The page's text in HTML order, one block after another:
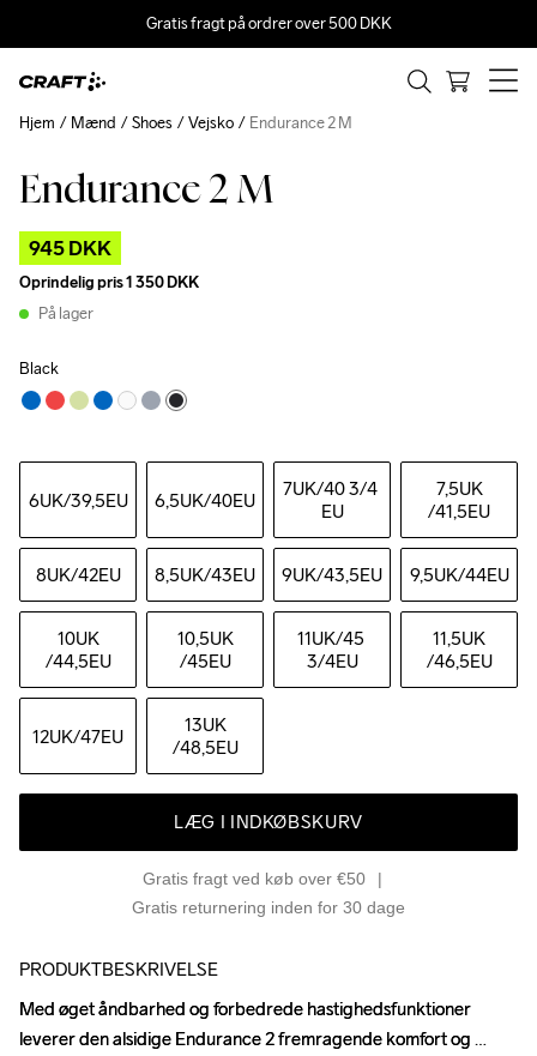
Gratis fragt på ordrer over 500 DKK
Endurance 2 M
945 DKK
Oprindelig pris1 350 DKK
På lager
Black
6UK/39,5EU 6,5UK/40EU 7UK/40 3/4
EU
7,5UK
/41,5EU
8UK/42EU 8,5UK/43EU 9UK/43,5EU 9,5UK/44EU
10UK
/44,5EU
10,5UK
/45EU
11UK/45
3/4EU
11,5UK
/46,5EU
12UK/47EU
13UK
/48,5EU
LÆG I INDKØBSKURV
Gratis fragt ved køb over €50
Gratis returnering inden for 30 dage
Hjem Mænd Shoes Vejsko Endurance 2 M
Outlet
PRODUKTBESKRIVELSE
Med øget åndbarhed og forbedrede hastighedsfunktioner
leverer den alsidige Endurance 2 fremragende komfort og
Med øget åndbarhed og forbedrede hastighedsfunktioner
leverer den alsidige Endurance 2 fremragende komfort og